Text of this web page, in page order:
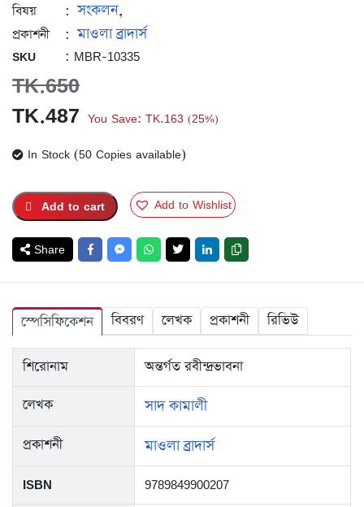
বিষয় : সংকলন,
প্রকাশনী : মাওলা ব্রাদার্স
SKU : MBR-10335
TK.650
Original
price
TK.650.
TK.487 Current
price
TK.487.
You Save: TK.163 (25%)
In Stock (50 Copies available)
Add to cart Add to Wishlist
Share
স্পেসিফিকেশন বিবরণ লেখক প্রকাশনী রিভিউ
শিরোনাম অন্তর্গত রবীন্দ্রভাবনা
লেখক সাদ কামালী
প্রকাশনী মাওলা ব্রাদার্স
ISBN 9789849900207